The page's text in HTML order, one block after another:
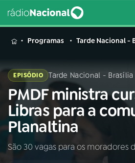
MENU
Buscar
na
Rádio
Nacional
Buscar
AO VIVO
Programas Tarde Nacional -
EPISÓDIO Tarde Nacional - Brasília
PMDF ministra
Libras para a
Planaltina
São 30 vagas para os moradores